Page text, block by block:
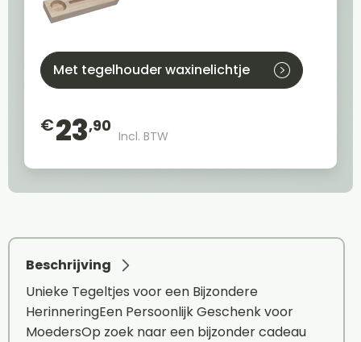
Met tegelhouder waxinelichtje
€23,90
Incl. BTW
Beschrijving
Unieke Tegeltjes voor een Bijzondere
HerinneringEen Persoonlijk Geschenk voor
MoedersOp zoek naar een bijzonder cadeau